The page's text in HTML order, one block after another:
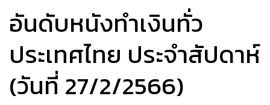
อันดับหนังทำเงินทั่ว
ประเทศไทย ประจำสัปดาห์
(วันที่ 27/2/2566)